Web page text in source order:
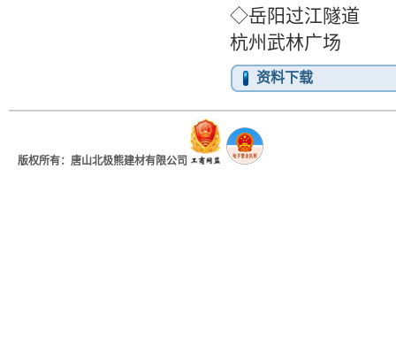
◇岳
杭州武林广场
资料下载
版权所有：唐山北极熊建材有限公司